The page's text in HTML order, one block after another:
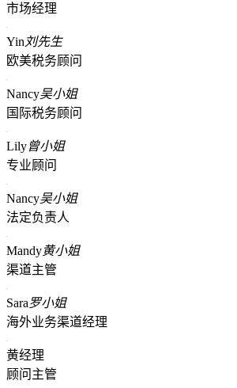
市场经理
Yin 刘先生
欧美税务顾问
Nancy吴小姐
国际税务顾问
Lily曾小姐
专业顾问
Nancy吴小姐
法定负责人
Mandy黄小姐
渠道主管
Sara罗小姐
海外业务渠道经理
黄经理
顾问主管